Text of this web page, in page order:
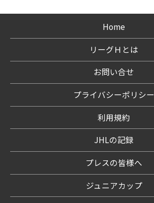
Home
リーグＨとは
お問い合せ
プライバシーポリシー
利用規約
JHLの記録
プレスの皆様へ
ジュニアカップ